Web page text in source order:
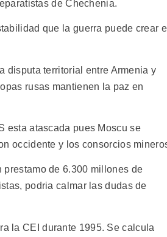
de Chechenia.
que la guerra puede crear
disputa territorial entre Armenia y
rusas mantienen la paz en
esta atascada pues Moscu se
occidente y los consorcios
de 6.300 millones de
podria calmar las dudas de
la CEI durante 1995. Se calcula